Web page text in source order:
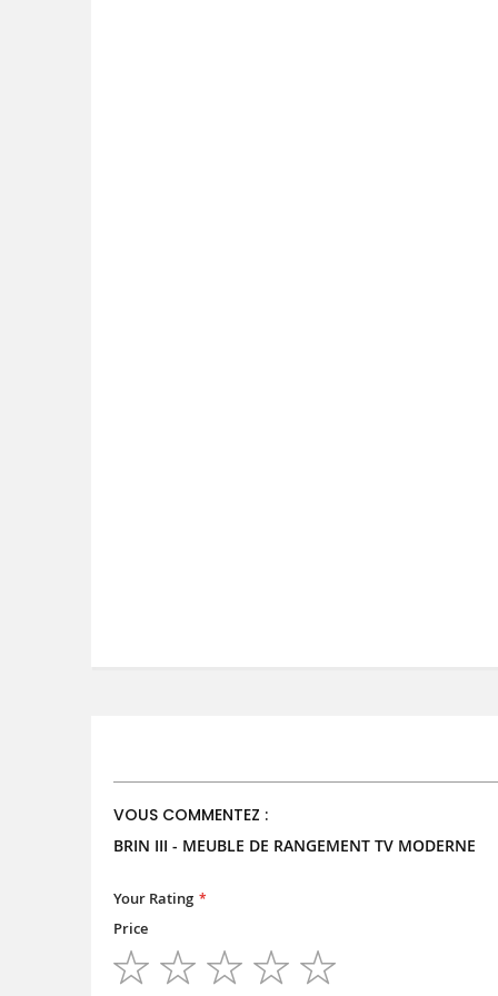
VOUS COMMENTEZ :
BRIN III - MEUBLE DE RANGEMENT TV MODERNE
Your Rating
Price